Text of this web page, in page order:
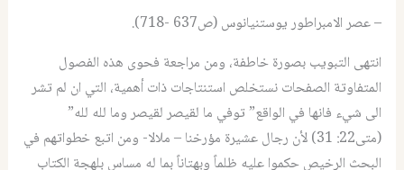
– عصر الامبراطور يوستنيانوس (ص637 -718).
انتهى التبويب بصورة خاطفة، ومن مراجعة فحوى هذه الفصول
المتفاوتة الصفحات نستخلص استنتاجات ذات أهمية، التي ان لم تشر
الى شيء فانها في الواقع” توفي ما لقيصر لقيصر وما لله لله”
(متى22: 31) لأن رجال عشيرة مؤرخنا – ملالا- ومن اتبع خطواتهم في
البحث الرخيص حكموا عليه ظلماً وبهتاناً بما له مساس بلهجة الكتاب